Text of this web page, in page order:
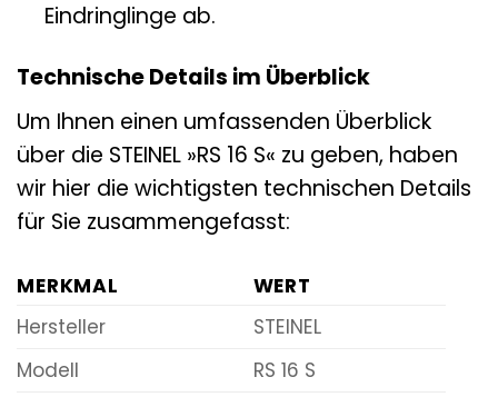
Eindringlinge ab.
Technische Details im Überblick
Um Ihnen einen umfassenden Überblick
über die STEINEL »RS 16 S« zu geben, haben
wir hier die wichtigsten technischen Details
für Sie zusammengefasst:
MERKMAL
WERT
Hersteller
STEINEL
Modell
RS 16 S